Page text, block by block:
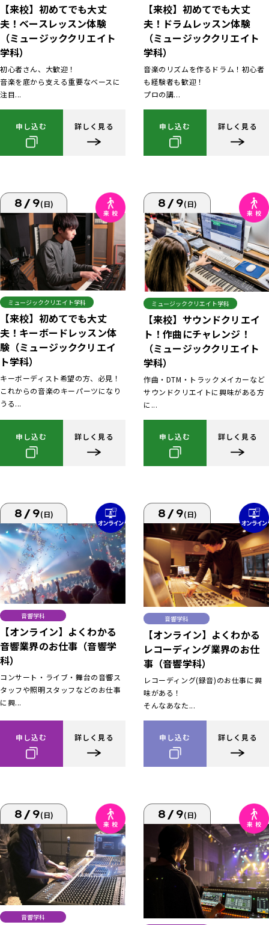
【来校】初めてでも大丈
夫！ベースレッスン体験
（ミュージッククリエイト
学科）
初心者さん、大歓迎！
音楽を底から支える重要なベースに
注目...
申し込む 詳しく見る
【来校】初めてでも大丈
夫！ドラムレッスン体験
（ミュージッククリエイト
学科）
音楽のリズムを作るドラム！初心者
も経験者も歓迎！
プロの講...
申し込む 詳しく見る
8/9(日)
ミュージッククリエイト学科
【来校】初めてでも大丈
夫！キーボードレッスン体
験（ミュージッククリエイ
ト学科）
キーボーディスト希望の方、必見！
これからの音楽のキーパーツになり
うる...
申し込む 詳しく見る
8/9(日)
ミュージッククリエイト学科
【来校】サウンドクリエイ
ト！作曲にチャレンジ！
（ミュージッククリエイト
学科）
作曲・DTM・トラックメイカーなど
サウンドクリエイトに興味がある方
に...
申し込む 詳しく見る
8/9(日)
音響学科
【オンライン】よくわかる
音響業界のお仕事（音響学
科）
コンサート・ライブ・舞台の音響ス
タッフや照明スタッフなどのお仕事
に興...
申し込む 詳しく見る
8/9(日)
音響学科
【オンライン】よくわかる
レコーディング業界のお仕
事（音響学科）
レコーディング(録音)のお仕事に興
味がある！
そんなあなた...
申し込む 詳しく見る
8/9(日)
音響学科
8/9(日)